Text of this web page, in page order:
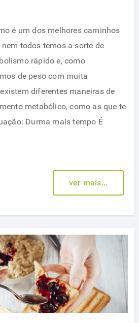
é um dos melhores caminhos
todos temos a sorte de
rápido e, como
de peso com muita
diferentes maneiras de
metabólico, como as que te
Durma mais tempo É
ver mais...